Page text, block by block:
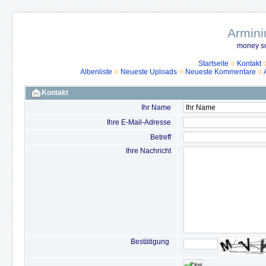
money
Startseite
Kontakt
Albenliste
Neueste Uploads Neueste Kommentare
Kontakt
Ihr Name
Ihre E-Mail-Adresse
Betreff
Ihre Nachricht
Bestätigung